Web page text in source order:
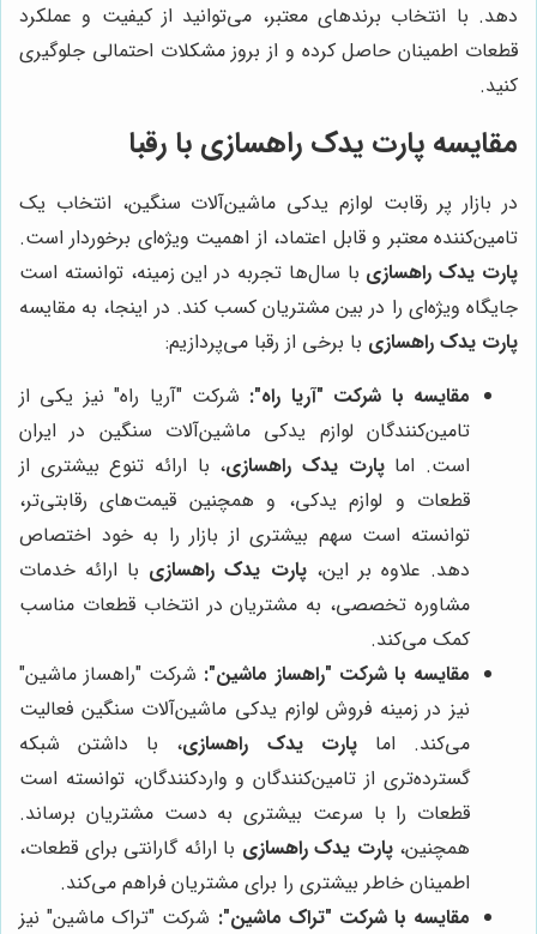
دهد. با انتخاب برندهای معتبر، می‌توانید از کیفیت و عملکرد
قطعات اطمینان حاصل کرده و از بروز مشکلات احتمالی جلوگیری
کنید.
مقایسه پارت یدک راهسازی با رقبا
در بازار پر رقابت لوازم یدکی ماشین‌آلات سنگین، انتخاب یک
تامین‌کننده معتبر و قابل اعتماد، از اهمیت ویژه‌ای برخوردار است.
پارت یدک راهسازی با سال‌ها تجربه در این زمینه، توانسته است
جایگاه ویژه‌ای را در بین مشتریان کسب کند. در اینجا، به مقایسه
پارت یدک راهسازی با برخی از رقبا می‌پردازیم:
مقایسه با شرکت "آریا راه": شرکت "آریا راه" نیز یکی از
تامین‌کنندگان لوازم یدکی ماشین‌آلات سنگین در ایران
است. اماپارت یدک راهسازی، با ارائه تنوع بیشتری از
قطعات و لوازم یدکی، و همچنین قیمت‌های رقابتی‌تر،
توانسته است سهم بیشتری از بازار را به خود اختصاص
دهد. علاوه بر این،پارت یدک راهسازی با ارائه خدمات
مشاوره تخصصی، به مشتریان در انتخاب قطعات مناسب
کمک می‌کند.
مقایسه با شرکت "راهساز ماشین": شرکت "راهساز ماشین"
نیز در زمینه فروش لوازم یدکی ماشین‌آلات سنگین فعالیت
می‌کند. اماپارت یدک راهسازی، با داشتن شبکه
گسترده‌تری از تامین‌کنندگان و واردکنندگان، توانسته است
قطعات را با سرعت بیشتری به دست مشتریان برساند.
همچنین،پارت یدک راهسازی با ارائه گارانتی برای قطعات،
اطمینان خاطر بیشتری را برای مشتریان فراهم می‌کند.
مقایسه با شرکت "تراک ماشین": شرکت "تراک ماشین" نیز